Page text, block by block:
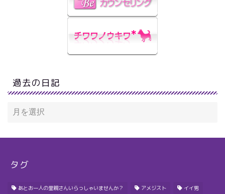
過去の日記
タグ
あとお一人の里親さんいらっしゃいませんか？ アメジスト イイ男